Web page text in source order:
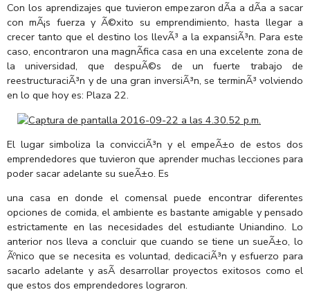
Con los aprendizajes que tuvieron empezaron dÃ­a a dÃ­a a sacar
con mÃ¡s fuerza y Ã©xito su emprendimiento, hasta llegar a
crecer tanto que el destino los llevÃ³ a la expansiÃ³n. Para este
caso, encontraron una magnÃ­fica casa en una excelente zona de
la universidad, que despuÃ©s de un fuerte trabajo de
reestructuraciÃ³n y de una gran inversiÃ³n, se terminÃ³ volviendo
en lo que hoy es: Plaza 22.
El lugar simboliza la convicciÃ³n y el empeÃ±o de estos dos
emprendedores que tuvieron que aprender muchas lecciones para
poder sacar adelante su sueÃ±o. Es
una casa en donde el comensal puede encontrar diferentes
opciones de comida, el ambiente es bastante amigable y pensado
estrictamente en las necesidades del estudiante Uniandino. Lo
anterior nos lleva a concluir que cuando se tiene un sueÃ±o, lo
Ãºnico que se necesita es voluntad, dedicaciÃ³n y esfuerzo para
sacarlo adelante y asÃ­ desarrollar proyectos exitosos como el
que estos dos emprendedores lograron.